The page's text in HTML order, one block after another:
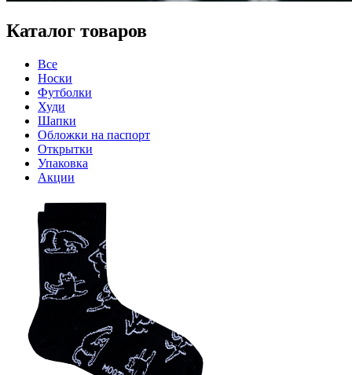
Каталог товаров
Все
Носки
Футболки
Худи
Шапки
Обложки на паспорт
Открытки
Упаковка
Акции